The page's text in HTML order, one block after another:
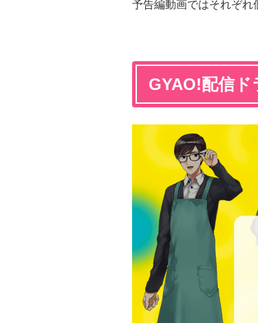
予告編動画ではそれぞれ
GYAO!配信ド